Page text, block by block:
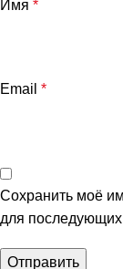
Имя *
Email *
Сохранить моё
для